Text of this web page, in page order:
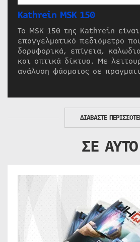
Kathrein MSK 150
Το MSK 150 της Kathrein
επαγγελματικό πεδιόμετρο
δορυφορικά, επίγεια,
και οπτικά δίκτυα. Με
ανάλυση φάσματος σε
ΔΙΑΒΑΣΤΕ
ΣΕ